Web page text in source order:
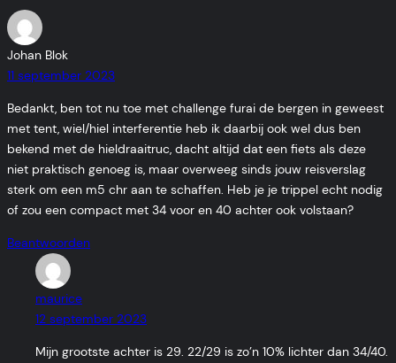
Johan Blok
11 september 2023
Bedankt, ben tot nu toe met challenge furai de bergen in geweest
met tent, wiel/hiel interferentie heb ik daarbij ook wel dus ben
bekend met de hieldraaitruc, dacht altijd dat een fiets als deze
niet praktisch genoeg is, maar overweeg sinds jouw reisverslag
sterk om een m5 chr aan te schaffen. Heb je je trippel echt nodig
of zou een compact met 34 voor en 40 achter ook volstaan?
Beantwoorden
maurice
12 september 2023
Mijn grootste achter is 29. 22/29 is zo’n 10% lichter dan 34/40.